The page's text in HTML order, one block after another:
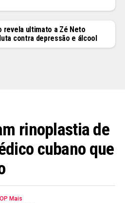
revela ultimato a Zé Neto
contra depressão e álcool
rinoplastia de
cubano que
Mais